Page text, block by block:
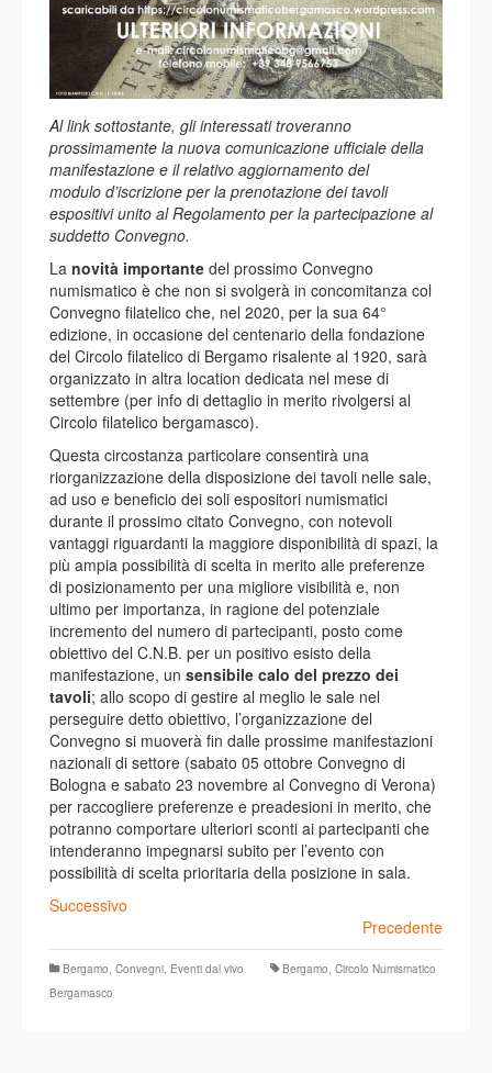
Al link sottostante, gli interessati troveranno
prossimamente la nuova comunicazione ufficiale della
manifestazione e il relativo aggiornamento del
modulo d’iscrizione per la prenotazione dei tavoli
espositivi unito al Regolamento per la partecipazione al
suddetto Convegno.
La novità importante del prossimo Convegno
numismatico è che non si svolgerà in concomitanza col
Convegno filatelico che, nel 2020, per la sua 64°
edizione, in occasione del centenario della fondazione
del Circolo filatelico di Bergamo risalente al 1920, sarà
organizzato in altra location dedicata nel mese di
settembre (per info di dettaglio in merito rivolgersi al
Circolo filatelico bergamasco).
Questa circostanza particolare consentirà una
riorganizzazione della disposizione dei tavoli nelle sale,
ad uso e beneficio dei soli espositori numismatici
durante il prossimo citato Convegno, con notevoli
vantaggi riguardanti la maggiore disponibilità di spazi, la
più ampia possibilità di scelta in merito alle preferenze
di posizionamento per una migliore visibilità e, non
ultimo per importanza, in ragione del potenziale
incremento del numero di partecipanti, posto come
obiettivo del C.N.B. per un positivo esisto della
manifestazione, un sensibile calo del prezzo dei
tavoli; allo scopo di gestire al meglio le sale nel
perseguire detto obiettivo, l’organizzazione del
Convegno si muoverà fin dalle prossime manifestazioni
nazionali di settore (sabato 05 ottobre Convegno di
Bologna e sabato 23 novembre al Convegno di Verona)
per raccogliere preferenze e preadesioni in merito, che
potranno comportare ulteriori sconti ai partecipanti che
intenderanno impegnarsi subito per l’evento con
possibilità di scelta prioritaria della posizione in sala.
Successivo
Precedente
Bergamo, Convegni, Eventi dal vivo Bergamo, Circolo Numismatico
Bergamasco